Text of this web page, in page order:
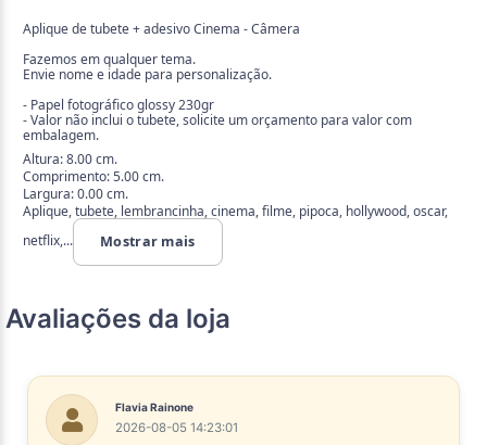
Aplique de tubete + adesivo Cinema - Câmera
Fazemos em qualquer tema.
Envie nome e idade para personalização.
- Papel fotográfico glossy 230gr
- Valor não inclui o tubete, solicite um orçamento para valor com
embalagem.
Altura: 8.00 cm.
Comprimento: 5.00 cm.
Largura: 0.00 cm.
Aplique, tubete, lembrancinha, cinema, filme, pipoca, hollywood, oscar,
netflix,...
Mostrar mais
Avaliações da loja
Flavia Rainone
2026-08-05 14:23:01